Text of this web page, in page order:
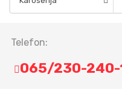
Telefon:
065/230-240-